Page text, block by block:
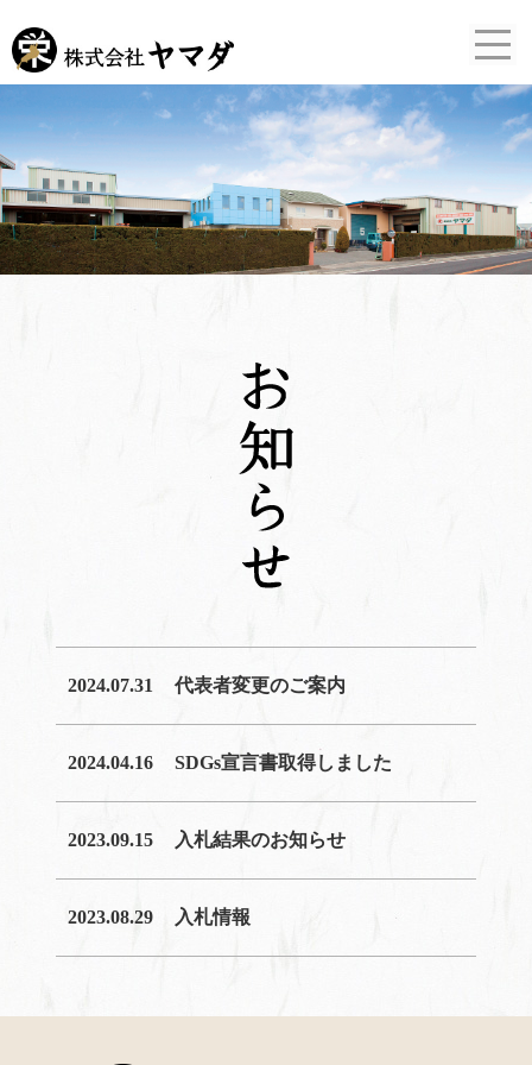
2024.07.31 代表者変更のご案内
2024.04.16 SDGs宣言書取得しました
2023.09.15 入札結果のお知らせ
2023.08.29 入札情報